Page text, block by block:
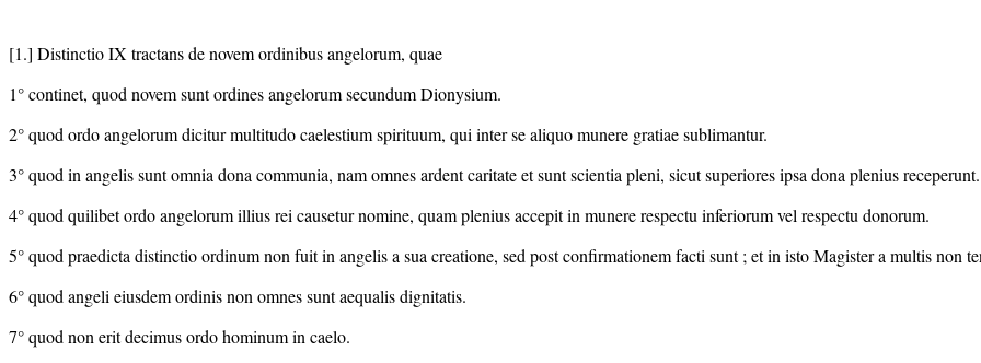
[1.] Distinctio IX tractans de novem ordinibus angelorum, quae
1° continet, quod novem sunt ordines angelorum secundum Dionysium.
2° quod ordo angelorum dicitur multitudo caelestium spirituum, qui inter se aliquo munere gratiae sublimantur.
3° quod in angelis sunt omnia dona communia, nam omnes ardent caritate et sunt scientia pleni, sicut superiores ipsa dona plenius receperunt.
4° quod quilibet ordo angelorum illius rei causetur nomine, quam plenius accepit in munere respectu inferiorum vel respectu donorum.
5° quod praedicta distinctio ordinum non fuit in angelis a sua creatione, sed post confirmationem facti sunt ; et in isto Magister a multis non
6° quod angeli eiusdem ordinis non omnes sunt aequalis dignitatis.
7° quod non erit decimus ordo hominum in caelo.